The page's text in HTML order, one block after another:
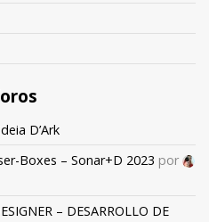
D’Ark
Boxes – Sonar+D 2023 por
– DESARROLLO DE